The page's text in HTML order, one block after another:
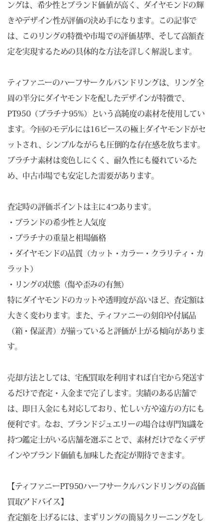
ングは、希少性とブランド価値が高く、ダイヤモンドの輝
きやデザイン性が評価の決め手になります。この記事で
は、このリングの特徴や市場での評価基準、そして高額査
定を実現するための具体的な方法を詳しく解説します。
ティファニーのハーフサークルバンドリングは、リング全
周の半分にダイヤモンドを配したデザインが特徴で、
PT950（プラチナ95%）という高純度の素材を使用してい
ます。今回のモデルには16ピースの極上ダイヤモンドがセ
ットされ、シンプルながらも圧倒的な存在感を放ちます。
プラチナ素材は変色しにくく、耐久性にも優れているた
め、中古市場でも安定した需要があります。
査定時の評価ポイントは主に4つあります。
・ブランドの希少性と人気度
・プラチナの重量と相場価格
・ダイヤモンドの品質（カット・カラー・クラリティ・カ
ラット）
・リングの状態（傷や歪みの有無）
特にダイヤモンドのカットや透明度が高いほど、査定額は
大きく変わります。また、ティファニーの刻印や付属品
（箱・保証書）が揃っていると評価が上がる傾向がありま
す。
売却方法としては、宅配買取を利用すれば自宅から発送す
るだけで査定・入金まで完了します。実績のある店舗で
は、即日入金にも対応しており、忙しい方や遠方の方にも
便利です。なお、ブランドジュエリーの場合は専門知識を
持つ鑑定士がいる店舗を選ぶことで、素材だけでなくデザ
インやブランド価値も加味した査定が期待できます。
【ティファニーPT950ハーフサークルバンドリングの高価
買取アドバイス】
査定額を上げるには、まずリングの簡易クリーニングをし